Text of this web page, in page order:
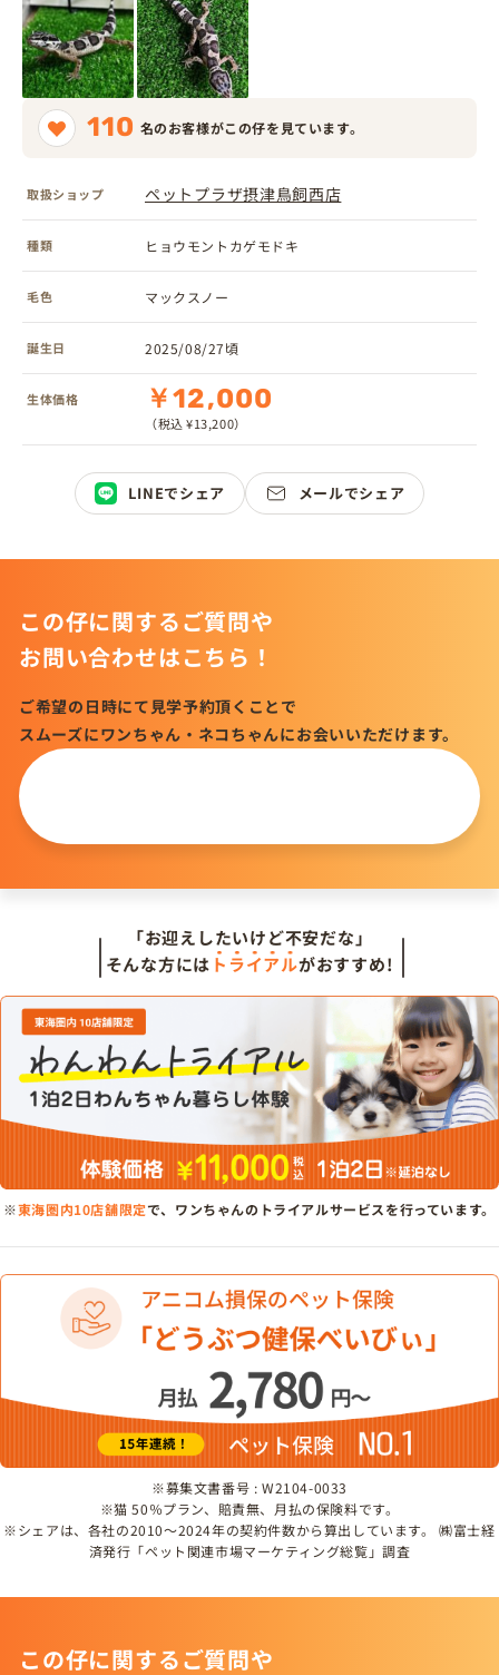
110 名のお客様がこの仔を見ています。
取扱ショップ ペットプラザ摂津鳥飼西店
種類 ヒョウモントカゲモドキ
毛色 マックスノー
誕生日 2025/08/27頃
生体価格 ￥12,000
（税込 ¥13,200）
LINEでシェア メールでシェア
この仔に関するご質問や
お問い合わせはこちら！
ご希望の日時にて見学予約頂くことで
スムーズにワンちゃん・ネコちゃんにお会いいただけます。
「お迎えしたいけど不安だな」
そんな方には トライアルがおすすめ!
※東海圏内10店舗限定で、ワンちゃんのトライアルサービスを行っています。
※募集文書番号 : W2104-0033
※猫 50％プラン、賠責無、月払の保険料です。
※シェアは、各社の2010～2024年の契約件数から算出しています。 ㈱富士経
済発行「ペット関連市場マーケティング総覧」調査
この仔に関するご質問や